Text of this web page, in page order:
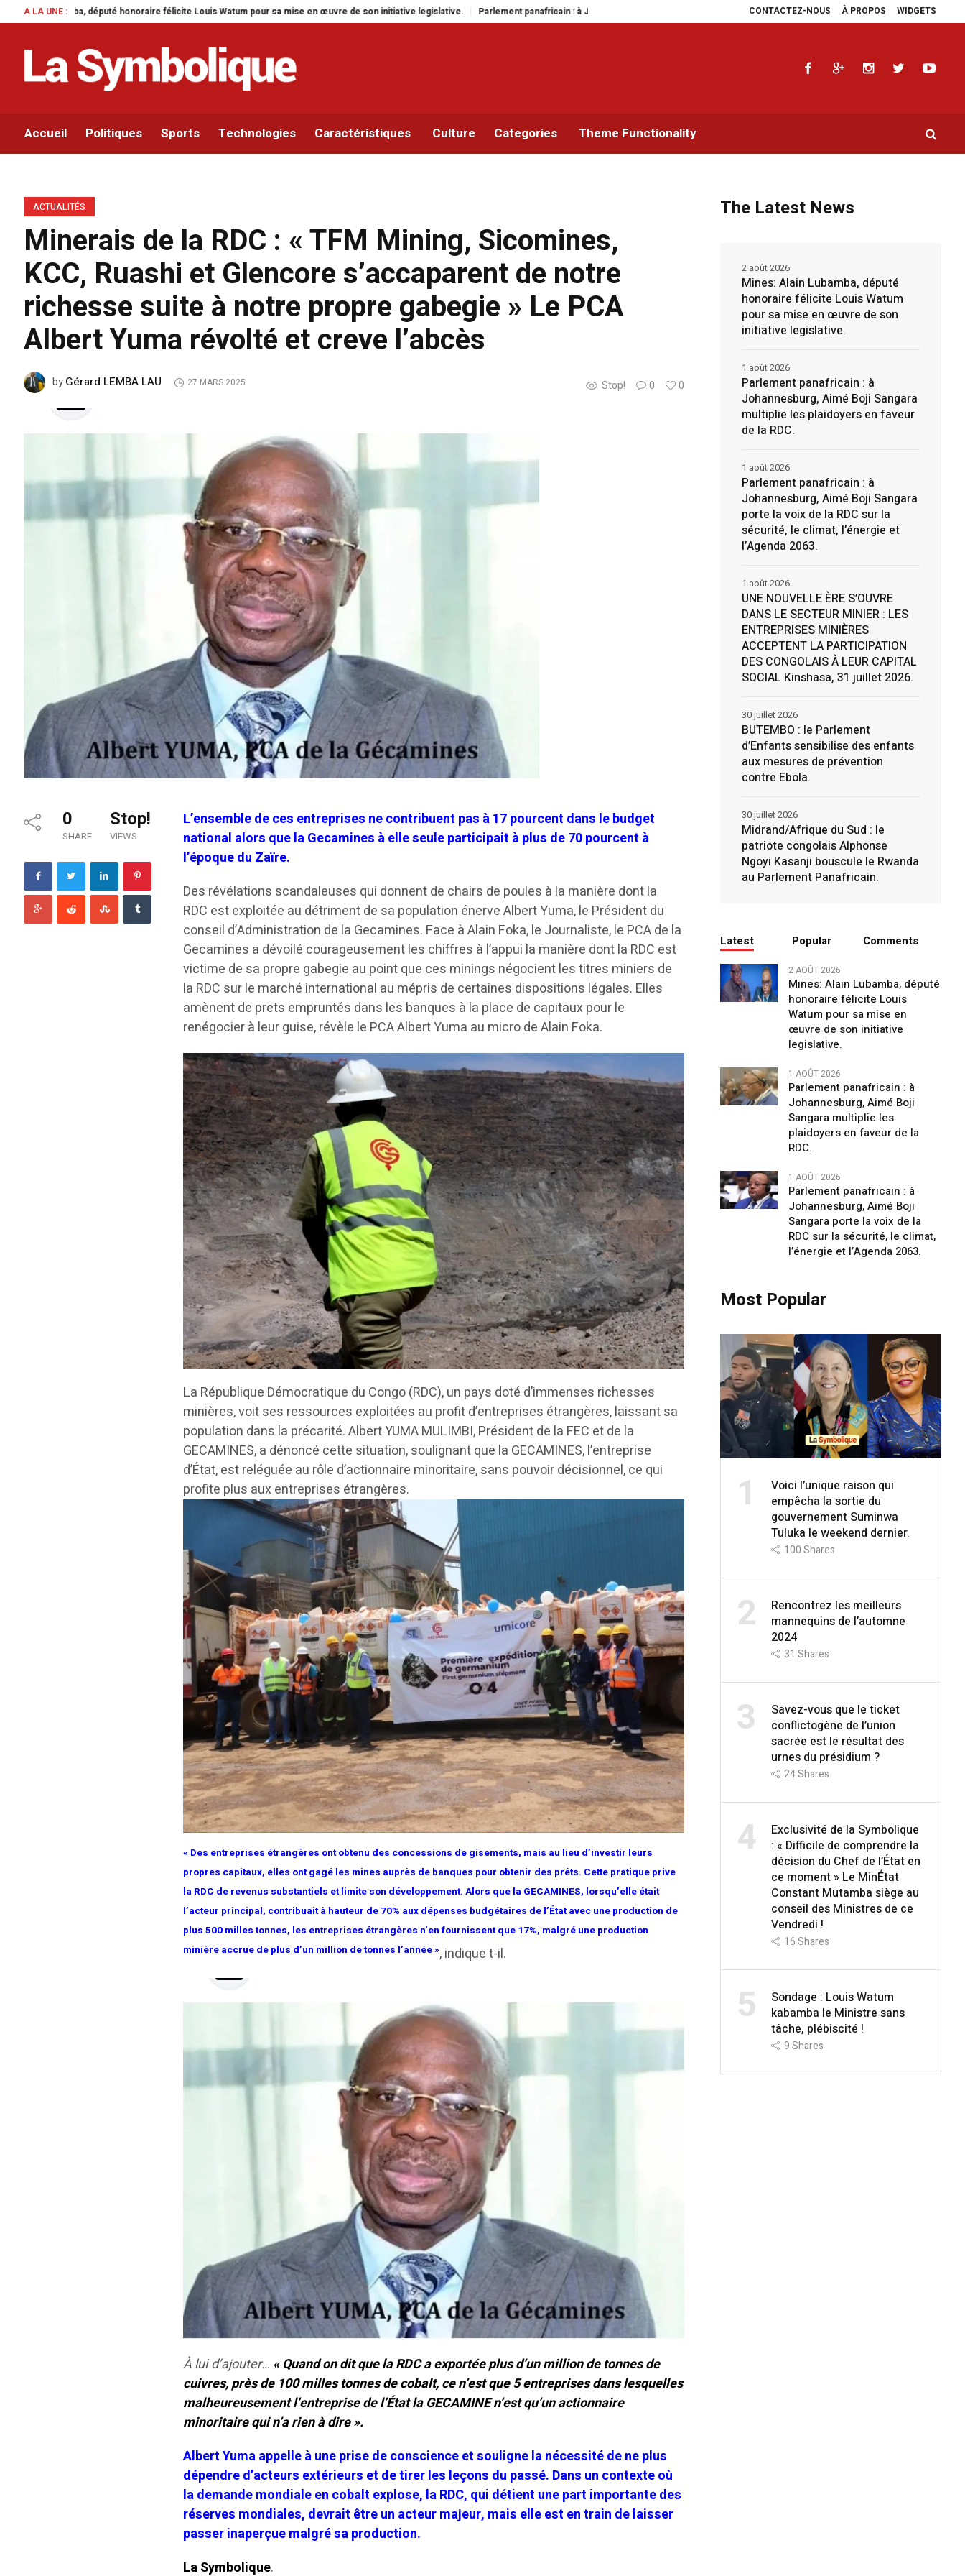
CONTACTEZ-NOUS À PROPOS WIDGETS
A LA UNE :
félicite Louis Watum pour sa mise en œuvre de son initiative legislative. Parlement panafricain : à Johannesburg, Aimé Boji Sangara multiplie les plaidoyers en faveur de la RDC. Parlement panafricain : à Johannesburg,
Accueil Politiques Sports Technologies Caractéristiques Culture Categories Theme Functionality
ACTUALITÉS
Minerais de la RDC : « TFM Mining, Sicomines,
KCC, Ruashi et Glencore s’accaparent de notre
richesse suite à notre propre gabegie » Le PCA
Albert Yuma révolté et creve l’abcès
Stop! 0 0
byGérard LEMBA LAU 27 MARS 2025
0
SHARE
Stop!
VIEWS
L’ensemble de ces entreprises ne contribuent pas à 17 pourcent dans le budget
national alors que la Gecamines à elle seule participait à plus de 70 pourcent à
l’époque du Zaïre.
Des révélations scandaleuses qui donnent de chairs de poules à la manière dont la
RDC est exploitée au détriment de sa population énerve Albert Yuma, le Président du
conseil d’Administration de la Gecamines. Face à Alain Foka, le Journaliste, le PCA de la
Gecamines a dévoilé courageusement les chiffres à l’appui la manière dont la RDC est
victime de sa propre gabegie au point que ces minings négocient les titres miniers de
la RDC sur le marché international au mépris de certaines dispositions légales. Elles
amènent de prets empruntés dans les banques à la place de capitaux pour le
renégocier à leur guise, révèle le PCA Albert Yuma au micro de Alain Foka.
La République Démocratique du Congo (RDC), un pays doté d’immenses richesses
minières, voit ses ressources exploitées au profit d’entreprises étrangères, laissant sa
population dans la précarité. Albert YUMA MULIMBI, Président de la FEC et de la
GECAMINES, a dénoncé cette situation, soulignant que la GECAMINES, l’entreprise
d’État, est reléguée au rôle d’actionnaire minoritaire, sans pouvoir décisionnel, ce qui
profite plus aux entreprises étrangères.
« Des entreprises étrangères ont obtenu des concessions de gisements, mais au lieu d’investir leurs
propres capitaux, elles ont gagé les mines auprès de banques pour obtenir des prêts. Cette pratique prive
la RDC de revenus substantiels et limite son développement. Alors que la GECAMINES, lorsqu’elle était
l’acteur principal, contribuait à hauteur de 70% aux dépenses budgétaires de l’État avec une production de
plus 500 milles tonnes, les entreprises étrangères n’en fournissent que 17%, malgré une production
minière accrue de plus d’un million de tonnes l’année », indique t-il.
À lui d’ajouter… « Quand on dit que la RDC a exportée plus d’un million de tonnes de
cuivres, près de 100 milles tonnes de cobalt, ce n’est que 5 entreprises dans lesquelles
malheureusement l’entreprise de l’État la GECAMINE n’est qu’un actionnaire
minoritaire qui n’a rien à dire ».
Albert Yuma appelle à une prise de conscience et souligne la nécessité de ne plus
dépendre d’acteurs extérieurs et de tirer les leçons du passé. Dans un contexte où
la demande mondiale en cobalt explose, la RDC, qui détient une part importante des
réserves mondiales, devrait être un acteur majeur, mais elle est en train de laisser
passer inaperçue malgré sa production.
La Symbolique.
The Latest News
Mines: Alain Lubamba, député
honoraire félicite Louis Watum
pour sa mise en œuvre de son
initiative legislative.
2 août 2026
Parlement panafricain : à
Johannesburg, Aimé Boji Sangara
multiplie les plaidoyers en faveur
de la RDC.
1 août 2026
Parlement panafricain : à
Johannesburg, Aimé Boji Sangara
porte la voix de la RDC sur la
sécurité, le climat, l’énergie et
l’Agenda 2063.
1 août 2026
UNE NOUVELLE ÈRE S’OUVRE
DANS LE SECTEUR MINIER : LES
ENTREPRISES MINIÈRES
ACCEPTENT LA PARTICIPATION
DES CONGOLAIS À LEUR CAPITAL
SOCIAL Kinshasa, 31 juillet 2026.
1 août 2026
BUTEMBO : le Parlement
d’Enfants sensibilise des enfants
aux mesures de prévention
contre Ebola.
30 juillet 2026
Midrand/Afrique du Sud : le
patriote congolais Alphonse
Ngoyi Kasanji bouscule le Rwanda
au Parlement Panafricain.
30 juillet 2026
Latest Popular Comments
2 AOÛT 2026
Mines: Alain Lubamba, député
honoraire félicite Louis
Watum pour sa mise en
œuvre de son initiative
legislative.
1 AOÛT 2026
Parlement panafricain : à
Johannesburg, Aimé Boji
Sangara multiplie les
plaidoyers en faveur de la
RDC.
1 AOÛT 2026
Parlement panafricain : à
Johannesburg, Aimé Boji
Sangara porte la voix de la
RDC sur la sécurité, le climat,
l’énergie et l’Agenda 2063.
Most Popular
1
Voici l’unique raison qui
empêcha la sortie du
gouvernement Suminwa
Tuluka le weekend dernier.
100Shares
2
Rencontrez les meilleurs
mannequins de l’automne
2024
31 Shares
3
Savez-vous que le ticket
conflictogène de l’union
sacrée est le résultat des
urnes du présidium ?
24Shares
4
Exclusivité de la Symbolique
: « Difficile de comprendre la
décision du Chef de l’État en
ce moment » Le MinÉtat
Constant Mutamba siège au
conseil des Ministres de ce
Vendredi !
16Shares
5
Sondage : Louis Watum
kabamba le Ministre sans
tâche, plébiscité !
9Shares